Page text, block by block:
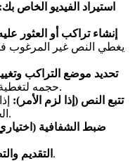
استيراد الفيديو الخاص بك:
إنشاء تراكب أو العثور
يغطي النص غير المرغوب
تحديد موضع التراكب
حجمه لتغطية النص غير المرغوب فيه بالكامل.
تتبع النص (إذا لزم الأمر):
الحركة للتأكد من أن التراكب يتبعه.
ضبط الشفافية
التقديم قم بتقديم الفيديو وتصديره.